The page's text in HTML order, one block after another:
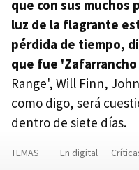
que con sus muchos
luz de la flagrante
pérdida de tiempo,
que fue
Range', Will Finn,
como digo, será
dentro de siete días.
TEMAS En digital